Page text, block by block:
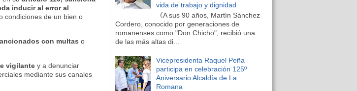
inducir al error al
condiciones de un bien o
con multas o
vigilante y a denunciar
mediante sus canales
vida de trabajo y dignidad
《A sus 90 años, Martín Sánchez
Cordero, conocido por generaciones de
romanenses como "Don Chicho", recibió una
de las más altas di...
Vicepresidenta Raquel Peña
participa en celebración 125º
Aniversario Alcaldía de La
Romana